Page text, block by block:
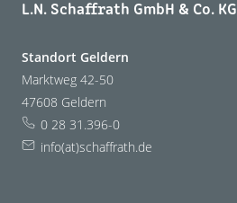
L.N. Schaffrath GmbH & Co. KG
Standort Geldern
Marktweg 42-50
47608 Geldern
0 28 31.396-0
info(at)schaffrath.de